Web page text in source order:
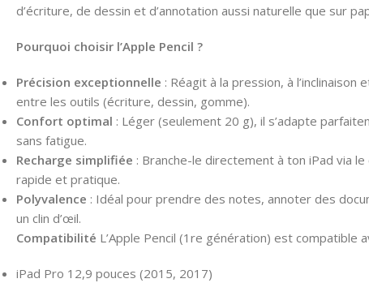
d’écriture, de dessin et d’annotation aussi naturelle que sur
Pourquoi choisir l’Apple Pencil ?
Précision exceptionnelle : Réagit à la pression, à
entre les outils (écriture, dessin, gomme).
Confort optimal : Léger (seulement 20 g), il s’adapte
sans fatigue.
Recharge simplifiée : Branche-le directement à ton iPad via
rapide et pratique.
Polyvalence : Idéal pour prendre des notes, annoter des
un clin d’œil.
Compatibilité L’Apple Pencil (1re génération) est compatible
iPad Pro 12,9 pouces (2015, 2017)